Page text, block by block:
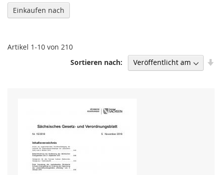
Artikel 1-10 von 210
Sortieren nach
Einkaufen nach